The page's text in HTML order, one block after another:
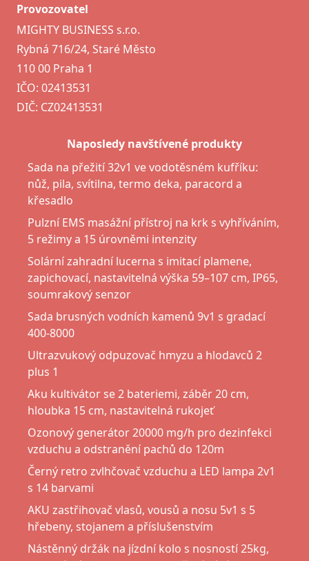
Provozovatel
MIGHTY BUSINESS s.r.o.
Rybná 716/24, Staré Město
110 00 Praha 1
IČO: 02413531
DIČ: CZ02413531
Naposledy navštívené produkty
Sada na přežití 32v1 ve vodotěsném kufříku:
nůž, pila, svítilna, termo deka, paracord a
křesadlo
Pulzní EMS masážní přístroj na krk s vyhříváním,
5 režimy a 15 úrovněmi intenzity
Solární zahradní lucerna s imitací plamene,
zapichovací, nastavitelná výška 59–107 cm, IP65,
soumrakový senzor
Sada brusných vodních kamenů 9v1 s gradací
400-8000
Ultrazvukový odpuzovač hmyzu a hlodavců 2
plus 1
Aku kultivátor se 2 bateriemi, záběr 20 cm,
hloubka 15 cm, nastavitelná rukojeť
Ozonový generátor 20000 mg/h pro dezinfekci
vzduchu a odstranění pachů do 120m
Černý retro zvlhčovač vzduchu a LED lampa 2v1
s 14 barvami
AKU zastřihovač vlasů, vousů a nosu 5v1 s 5
hřebeny, stojanem a příslušenstvím
Nástěnný držák na jízdní kolo s nosností 25kg,